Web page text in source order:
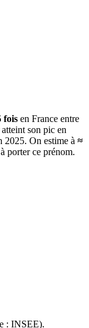
fois en France entre
son pic en
2025. On estime à ≈
porter ce prénom.
: INSEE).